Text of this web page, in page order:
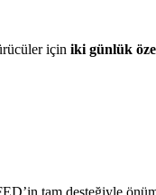
için iki günlük